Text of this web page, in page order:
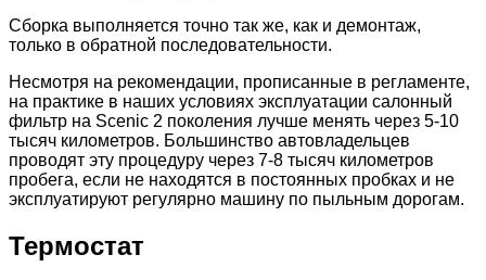
Сборка выполняется точно так же, как и демонтаж,
только в обратной последовательности.
Несмотря на рекомендации, прописанные в регламенте,
на практике в наших условиях эксплуатации салонный
фильтр на Scenic 2 поколения лучше менять через 5-10
тысяч километров. Большинство автовладельцев
проводят эту процедуру через 7-8 тысяч километров
пробега, если не находятся в постоянных пробках и не
эксплуатируют регулярно машину по пыльным дорогам.
Термостат